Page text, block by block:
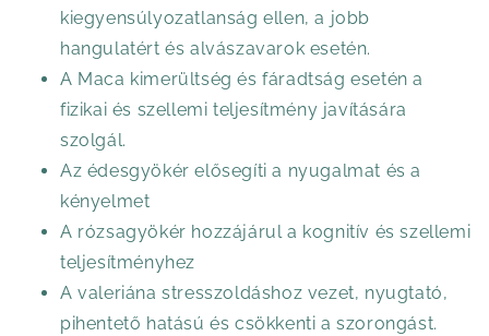
kiegyensúlyozatlanság ellen, a jobb
hangulatért és alvászavarok esetén.
A Maca kimerültség és fáradtság esetén a
fizikai és szellemi teljesítmény javítására
szolgál.
Az édesgyökér elősegíti a nyugalmat és a
kényelmet
A rózsagyökér hozzájárul a kognitív és szellemi
teljesítményhez
A valeriána stresszoldáshoz vezet, nyugtató,
pihentető hatású és csökkenti a szorongást.